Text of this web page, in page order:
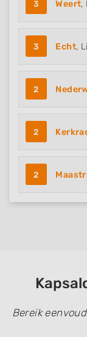
3 Weert,
3 Echt,
2
2
2
Bereik
Non-IAB processing
Performance
Functional